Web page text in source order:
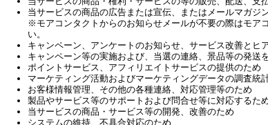
当サービスの商品の広告または宣伝、またはメールマガジ
※モアコンタクトからのお知らせメールが不要の際はモア
い。
キャンペーン、アンケートのお知らせ、サービス改善とヒ
キャンペーン等の実施および、当選の連絡、景品等の発送
ポイントサービス、アフィリエイトサービスの提供のため
マーケティング活動およびマーケティングデータの調査統
お客様情報管理、その他の各種連絡、対応管理等のため
製品やサービス等のサポートおよび問合せ等に対応するた
当サービスの商品・サービス等の開発、改善のため
システムの維持、不具合対応のため